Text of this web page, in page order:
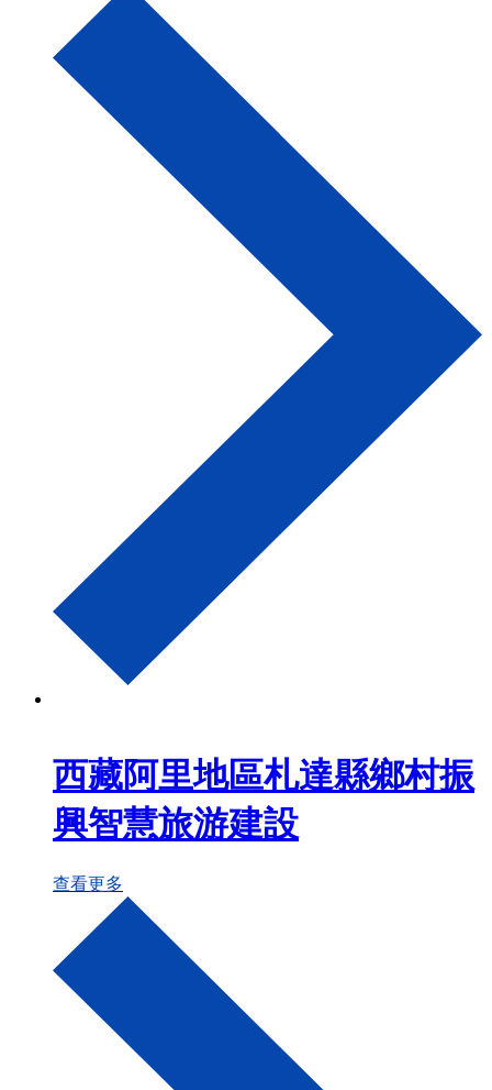
西藏阿里地區札達縣鄉村振
興智慧旅游建設
查看更多